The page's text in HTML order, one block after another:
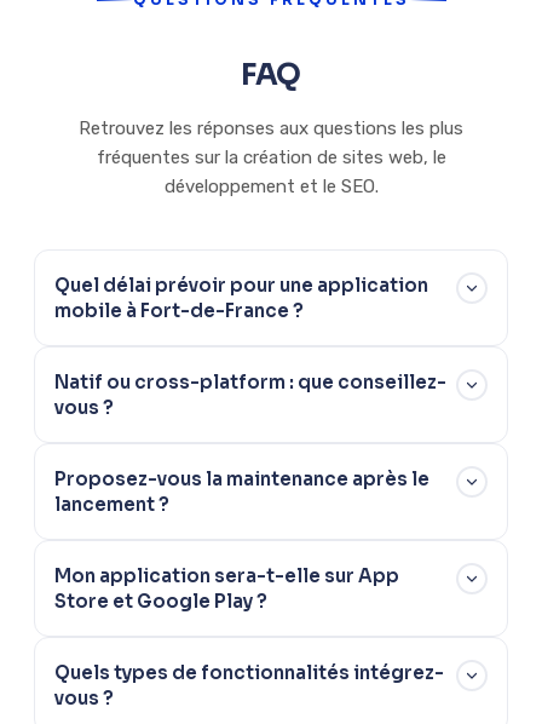
FAQ
Retrouvez les réponses aux questions les plus
fréquentes sur la création de sites web, le
développement et le SEO.
Quel délai prévoir pour une application
mobile à Fort-de-France ?
4 à 7 mois selon les fonctionnalités. Le planning est défini
dès la phase de cadrage.
Natif ou cross-platform : que conseillez-
vous ?
cross-platform (Flutter, React Native) réduit les coûts avec
un seul code pour iOS et Android. Nous vous orientons selon
Proposez-vous la maintenance après le
lancement ?
monitoring des performances et développement de
nouvelles fonctionnalités via un contrat de maintenance.
Mon application sera-t-elle sur App
Store et Google Play ?
ASO pour maximiser la visibilité et les téléchargements de
votre application.
Quels types de fonctionnalités intégrez-
vous ?